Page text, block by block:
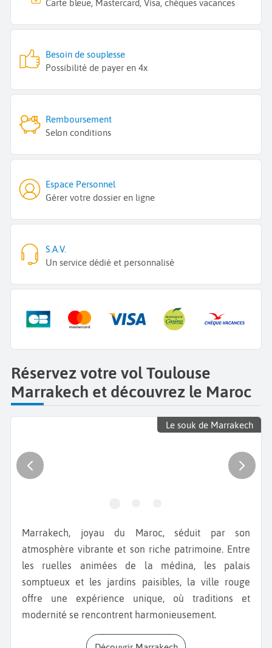
Carte bleue, Mastercard, Visa, chèques vacances
Besoin de souplesse
Possibilité de payer en 4x
Remboursement
Selon conditions
Espace Personnel
Gérer votre dossier en ligne
S.A.V.
Un service dédié et personnalisé
Réservez votre vol Toulouse
Marrakech et découvrez le Maroc
Le souk de Marrakech
Marrakech, joyau du Maroc, séduit par son
atmosphère vibrante et son riche patrimoine. Entre
les ruelles animées de la médina, les palais
somptueux et les jardins paisibles, la ville rouge
offre une expérience unique, où traditions et
modernité se rencontrent harmonieusement.